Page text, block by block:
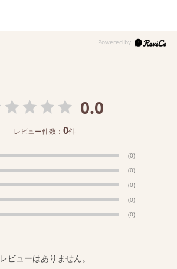
0.0
レビュー件数：0件
(0)
(0)
(0)
(0)
(0)
レビューはありません。